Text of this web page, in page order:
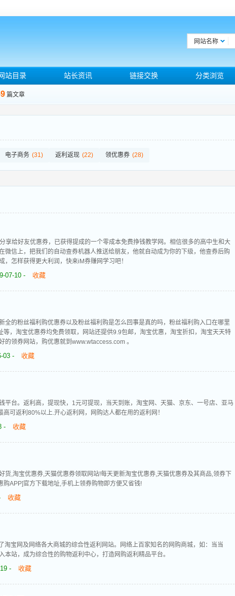
网站名称
站目录 站长资讯 链接交换 分类浏览
篇文章
电子商务 (31) 返利返现 (22) 领优惠券 (28)
享给好友优惠券，已获得提成的一个零成本免费挣钱教学网。相信很多的高中生和大
微信上，把我们的自动查券机器人推送给朋友，他就自动成为你的下级，他查券后购
，怎样获得更大利润，快来iM券赚网学习吧！
07-10 - 收藏
全的粉丝福利购优惠券以及粉丝福利购是怎么回事是真的吗，粉丝福利购入口在哪里
等，淘宝优惠券均免费领取，网站还提供9.9包邮，淘宝优惠，淘宝折扣，淘宝天天特
的领券网站，购优惠就到www.wtaccess.com 。
03 - 收藏
平台。返利高，提现快，1元可提现，当天到账，淘宝网、天猫、京东、一号店、亚马
可返利80%以上.开心返利网，网购达人都在用的返利网！
- 收藏
货,淘宝优惠券,天猫优惠券领取网站!每天更新淘宝优惠券,天猫优惠券及其商品,领券下
购APP]官方下载地址,手机上领券购物即方便又省钱!
收藏
淘宝网及网络各大商城的综合性返利网站。网络上百家知名的网购商城，如：当当
本站，成为综合性的购物返利中心，打造网购返利精品平台。
- 收藏